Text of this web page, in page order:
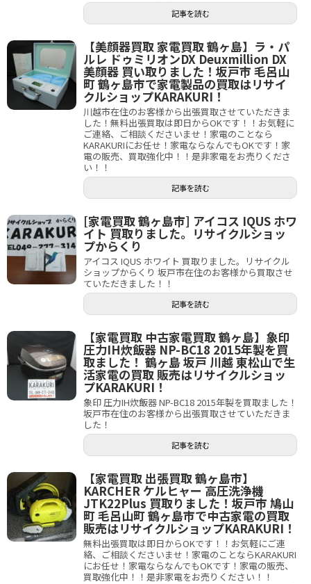
記事を読む
【美顔器買取 家電買取 鶴ヶ島】ラ・パ
ルレ ドゥミリオンDX Deuxmillion DX
美顔器 買い取りました！坂戸市 毛呂山
町 鶴ヶ島市で家電製品の買取はリサイ
クルショップKARAKURI！
川越市在住のお客様から出張買取させていただきま
した！無料出張買取は即日からOKです！！お気軽に
ご連絡、ご相談くださいませ！家電のことなら
KARAKURIにお任せ！家電ならなんでもOKです！家
電の販売、買取強化中！！是非家電をお売りくださ
い！！
記事を読む
[家電買取 鶴ヶ島市] アイコス IQUS ホワ
イト 買取りました。リサイクルショッ
プからくり
アイコス IQUS ホワイト 買取りました。リサイクル
ショップからくり 坂戸市在住のお客様から買取させ
ていただきました！！
記事を読む
【家電買取 中古家電買取 鶴ヶ島】象印
圧力IH炊飯器 NP-BC18 2015年製を買
取ました！ 鶴ヶ島 坂戸 川越 東松山で生
活家電の買取 販売はリサイクルショッ
プKARAKURI！
象印 圧力IH炊飯器 NP-BC18 2015年製を買取ました！
坂戸市在住のお客様から出張買取させていただきま
した！
記事を読む
【家電買取 出張買取 鶴ヶ島市】
KARCHER ケルヒャー 高圧洗浄機
JTK22Plus 買取りました！坂戸市 鳩山
町 毛呂山町 鶴ヶ島市で中古家電の買取
販売はリサイクルショップKARAKURI！
無料出張買取は即日からOKです！！お気軽にご連
絡、ご相談くださいませ！家電のことならKARAKURI
にお任せ！家電ならなんでもOKです！家電の販売、
買取強化中！！是非家電をお売りください！！